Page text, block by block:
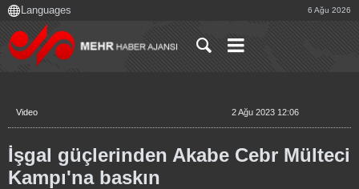
6 Ağu 2026
Video 2 Ağu 2023 12:06
İşgal güçlerinden Akabe Cebr Mülteci
Kampı'na baskın